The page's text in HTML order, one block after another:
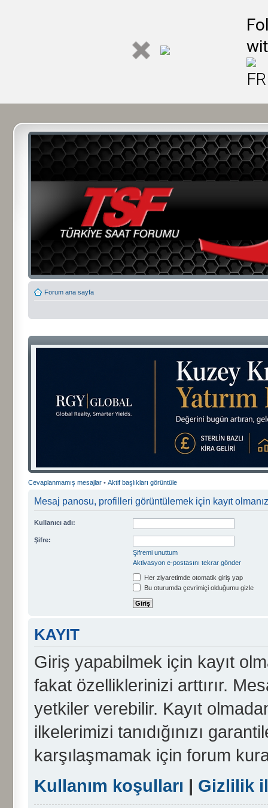
Forum ana sayfa
Cevaplanmamış mesajlar • Aktif başlıkları görüntüle
Mesaj panosu, profilleri görüntülemek için kayıt
Kullanıcı adı:
Şifre:
Şifremi unuttum
Aktivasyon e-postasını tekrar gönder
Her ziyaretimde otomatik giriş yap
Bu oturumda çevrimiçi olduğumu gizle
KAYIT
Giriş yapabilmek için kayıt
fakat özelliklerinizi arttırır.
yetkiler verebilir. Kayıt
ilkelerimizi tanıdığınızı
karşılaşmamak için forum
Kullanım koşulları | Gizlilik